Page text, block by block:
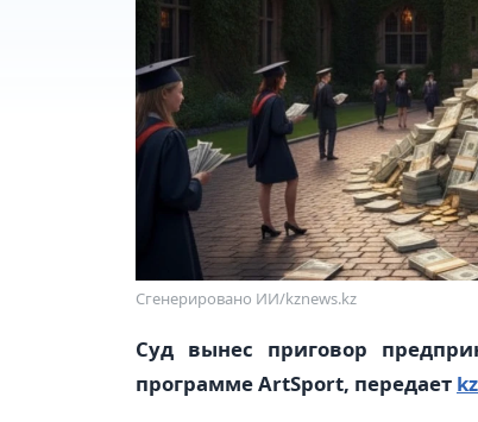
Сгенерировано ИИ/kznews.kz
Суд вынес приговор
программе ArtSport, передает